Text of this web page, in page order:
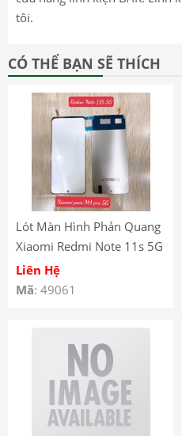
tôi.
CÓ THỂ BẠN SẼ THÍCH
Lót Màn Hình Phản Quang
Xiaomi Redmi Note 11s 5G
Liên Hệ
Mã: 49061